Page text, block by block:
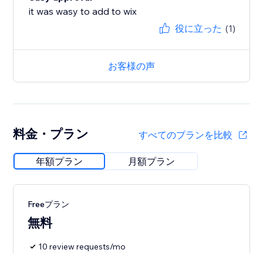
it was wasy to add to wix
役に立った (1)
お客様の声
料金・プラン すべてのプランを比較
年額プラン 月額プラン
Freeプラン
無料
10 review requests/mo